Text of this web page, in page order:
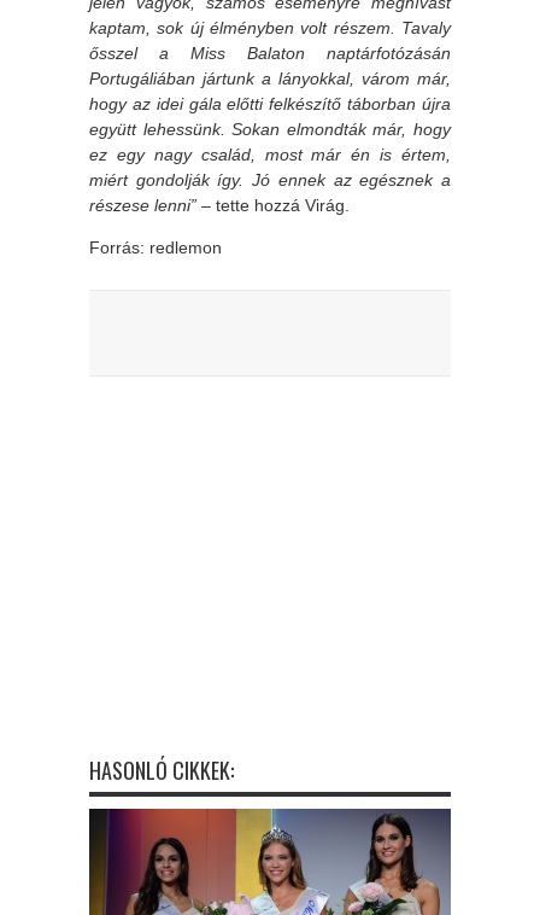
kaptam, sok új élményben volt részem. Tavaly
ősszel a Miss Balaton naptárfotózásán
Portugáliában jártunk a lányokkal, várom már,
hogy az idei gála előtti felkészítő táborban újra
együtt lehessünk. Sokan elmondták már, hogy
ez egy nagy család, most már én is értem,
miért gondolják így. Jó ennek az egésznek a
részese lenni” – tette hozzá Virág.
Forrás: redlemon
HASONLÓ CIKKEK: